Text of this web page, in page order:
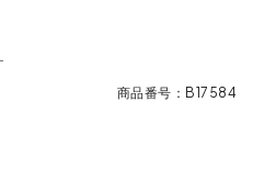
商品番号 B17584